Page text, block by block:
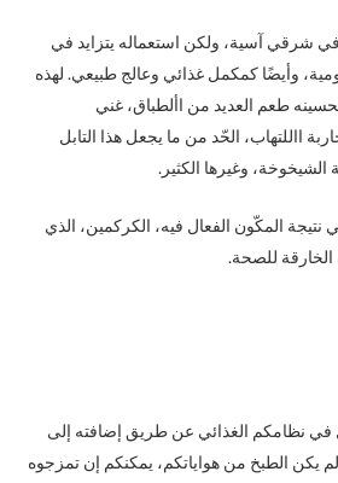
شرقي آسية، ولكن استعماله يتزايد في
وأيضًا كمكمل غذائي وعالج طبيعي. لهذه
طعم العديد من األطباق، غني
االلتهاب، الحّد من ما يجعل هذا التابل
وغيرها الكثير.
المكّون الفعال فيه، الكركمين، الذي
الخارقة للصحة.
في نظامكم الغذائي عن طريق إضافته إلى
يكن الطبخ من هواياتكم، يمكنكم إن تمزجوه